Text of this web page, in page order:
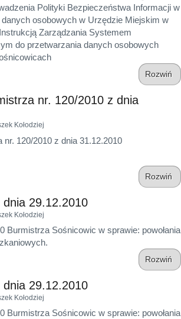
Polityki Bezpieczeństwa Informacji w
osobowych w Urzędzie Miejskim w
Zarządzania Systemem
do przetwarzania danych osobowych
Rozwiń
nr. 120/2010 z dnia
Kołodziej
120/2010 z dnia 31.12.2010
Rozwiń
29.12.2010
Kołodziej
Burmistrza Sośnicowic w sprawie: powołania
Rozwiń
29.12.2010
Kołodziej
Burmistrza Sośnicowic w sprawie: powołania